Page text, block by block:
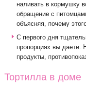
наливать в кормушку
обращение с
объясняя, почему
С первого дня
пропорциях вы даете.
продукты,
Тортилла в доме